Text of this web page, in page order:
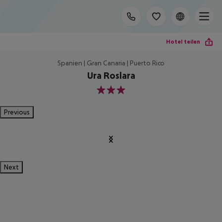
Hotel teilen
Spanien | Gran Canaria | Puerto Rico
Ura Roslara
3
Previous
Next